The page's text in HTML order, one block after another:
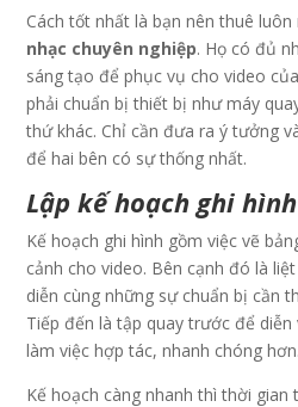
Cách tốt nhất là bạn nên thuê
nhạc chuyên nghiệp. Họ có đủ
sáng tạo để phục vụ cho video
phải chuẩn bị thiết bị như máy
thứ khác. Chỉ cần đưa ra ý tưởng
để hai bên có sự thống nhất.
Lập kế hoạch ghi hình
Kế hoạch ghi hình gồm việc vẽ
cảnh cho video. Bên cạnh đó là
diễn cùng những sự chuẩn bị cần
Tiếp đến là tập quay trước để
làm việc hợp tác, nhanh chóng hơn.
Kế hoạch càng nhanh thì thời gian